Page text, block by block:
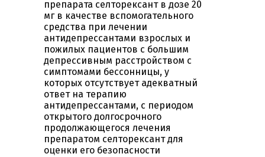
препарата селторексант в дозе 20
мг в качестве вспомогательного
средства при лечении
антидепрессантами взрослых и
пожилых пациентов с большим
депрессивным расстройством с
симптомами бессонницы, у
которых отсутствует адекватный
ответ на терапию
антидепрессантами, с периодом
открытого долгосрочного
продолжающегося лечения
препаратом селторексант для
оценки его безопасности